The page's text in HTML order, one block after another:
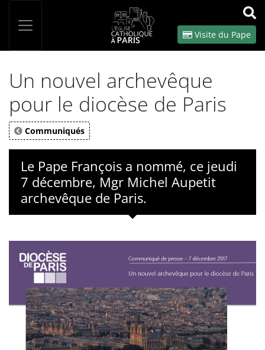
OK
Visite du Pape
Un nouvel archevêque
pour le diocèse de Paris
Communiqués
Le Pape François a nommé, ce jeudi
7 décembre, Mgr Michel Aupetit
archevêque de Paris.
Panneau de gestion des cookies